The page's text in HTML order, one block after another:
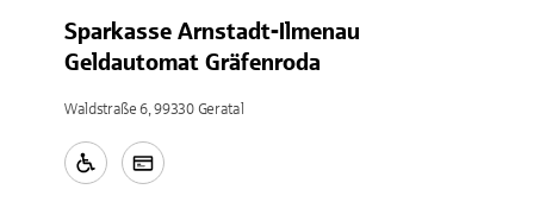
Sparkasse Arnstadt-Ilmenau
Geldautomat Gräfenroda
Waldstraße 6, 99330 Geratal